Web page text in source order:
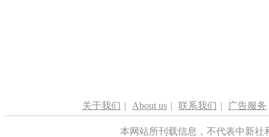
关于我们 | About us | 联系我们 | 广告服务
本网站所刊载信息，不代表中新